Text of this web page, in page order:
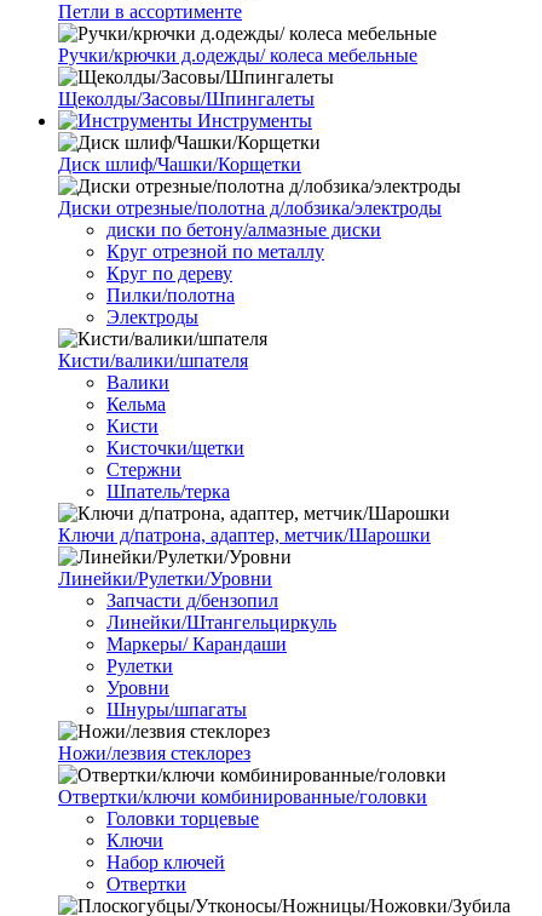
Петли в ассортименте
Ручки/крючки д.одежды/ колеса мебельные
Щеколды/Засовы/Шпингалеты
Инструменты
Диск шлиф/Чашки/Корщетки
Диски отрезные/полотна д/лобзика/электроды
диски по бетону/алмазные диски
Круг отрезной по металлу
Круг по дереву
Пилки/полотна
Электроды
Кисти/валики/шпателя
Валики
Кельма
Кисти
Кисточки/щетки
Стержни
Шпатель/терка
Ключи д/патрона, адаптер, метчик/Шарошки
Линейки/Рулетки/Уровни
Запчасти д/бензопил
Линейки/Штангельциркуль
Маркеры/ Карандаши
Рулетки
Уровни
Шнуры/шпагаты
Ножи/лезвия стеклорез
Отвертки/ключи комбинированные/головки
Головки торцевые
Ключи
Набор ключей
Отвертки